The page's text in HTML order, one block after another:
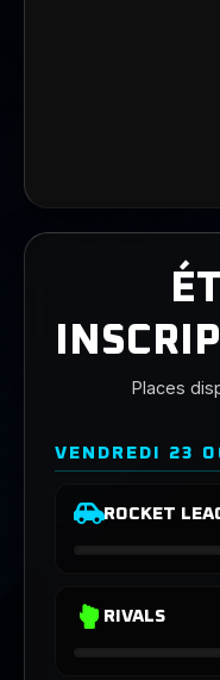
Places
VENDREDI 23
ROCKET
RIVALS